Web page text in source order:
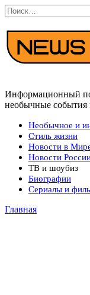
Перейти
к
содержанию
Search
for:
Информационный
необычные события
Необычное и
Стиль жизни
Новости в
Новости
ТВ и шоубиз
Биографии
Сериалы и
Главная